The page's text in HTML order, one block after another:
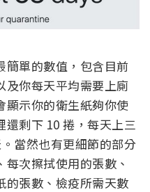
簡單的數值，包含目前
及你每天平均需要上廁
顯示你的衛生紙夠你使
剩下 10 捲，每天上三
當然也有更細節的部分
次擦拭使用的張數、
的張數、檢疫所需天數